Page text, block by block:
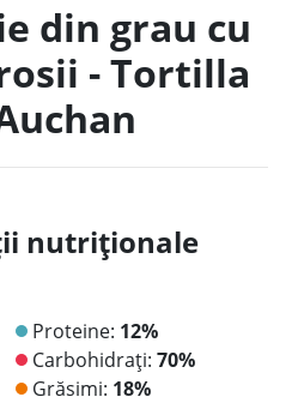
din grau cu
- Tortilla
nutriționale
Proteine: 12%
Carbohidrați: 70%
Grăsimi: 18%